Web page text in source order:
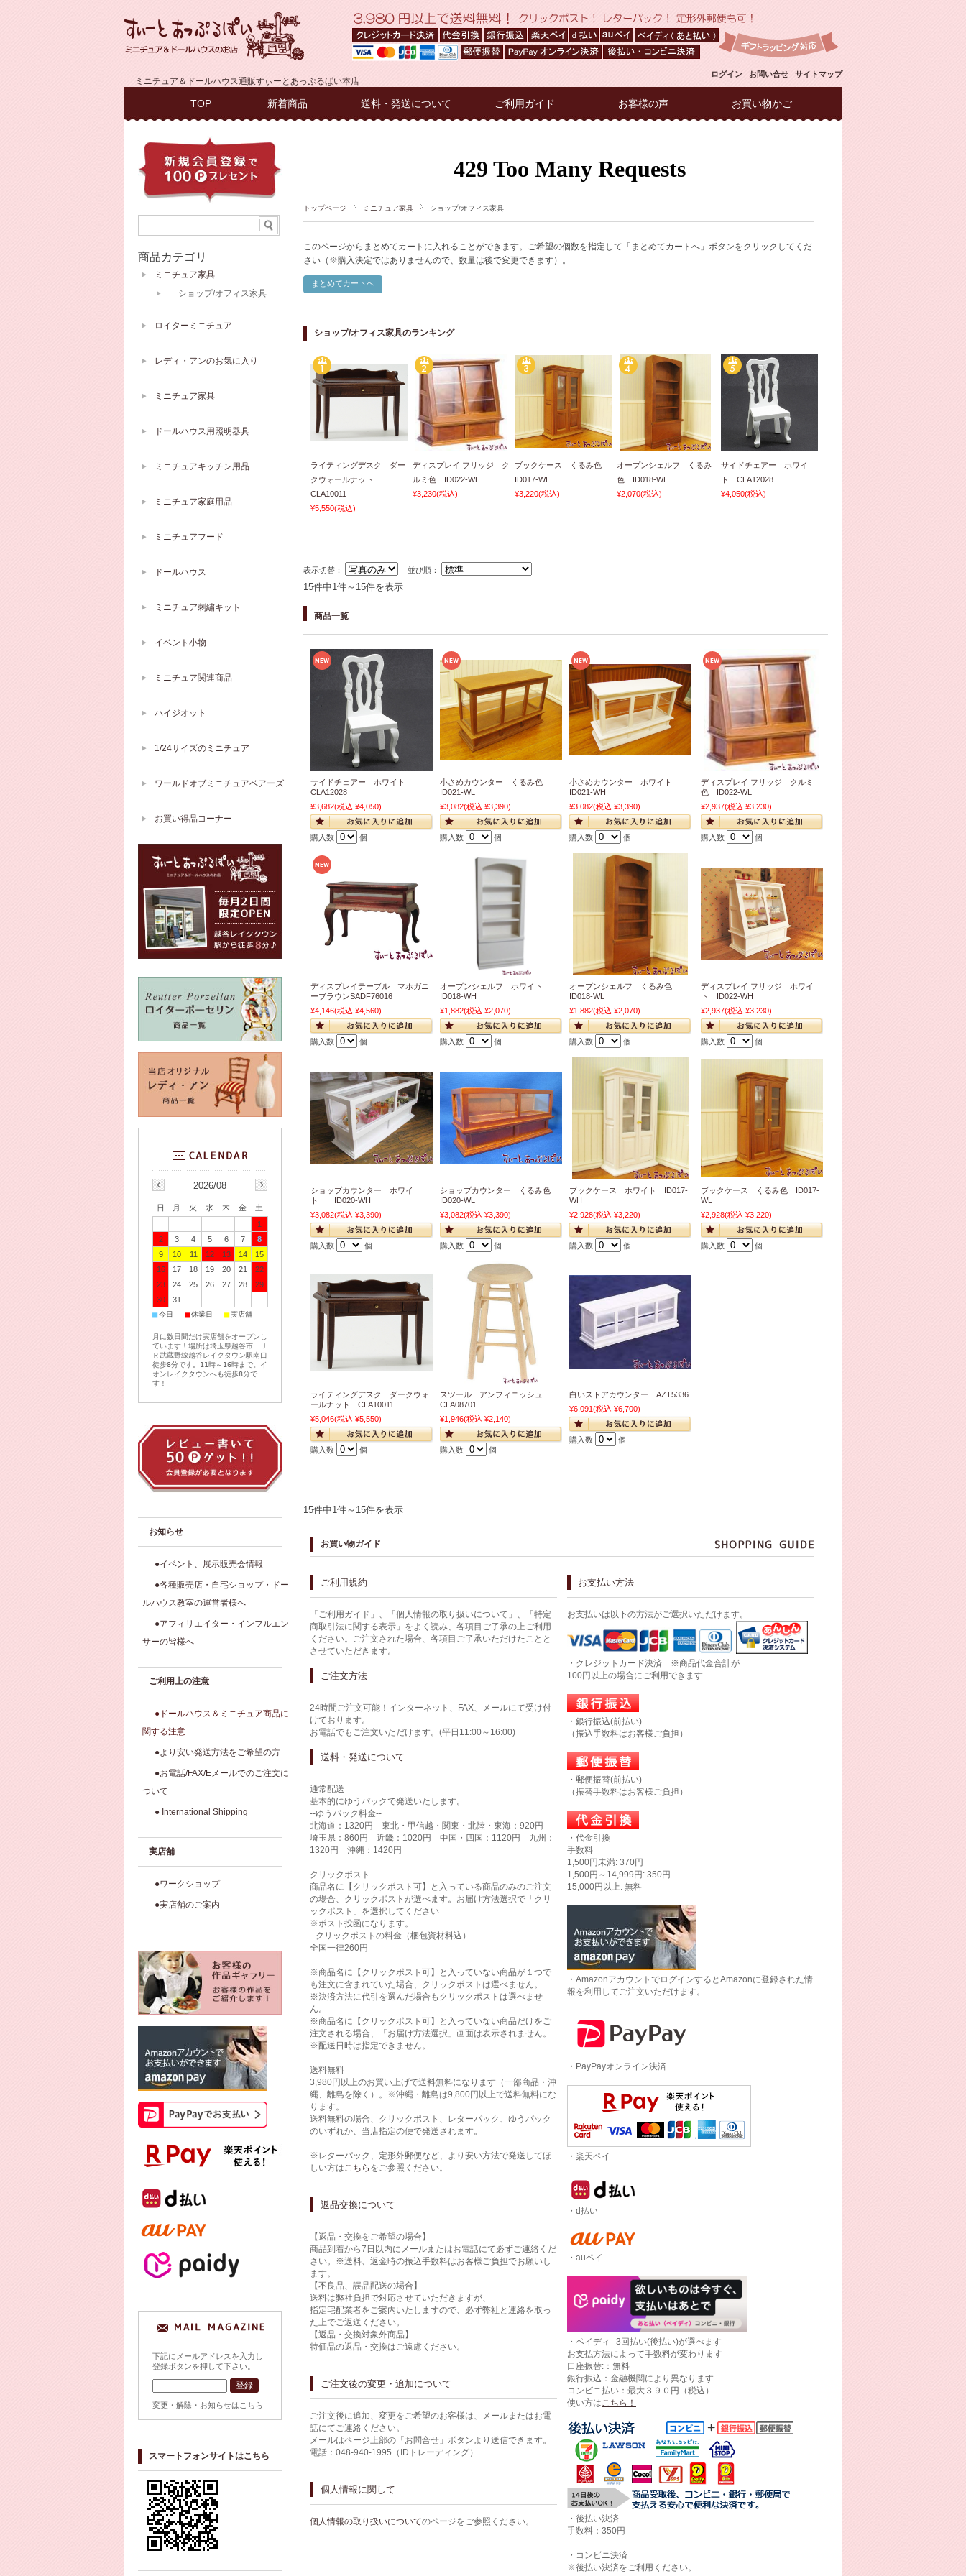
ミニチュア＆ドールハウス通販すぃーとあっぷるぱい本店
ログイン お問い合せ サイトマップ
TOP 新着商品 送料・発送について ご利用ガイド お客様の声 お買い物かご
トップページ ミニチュア家具 ショップ/オフィス家具
このページからまとめてカートに入れることができます。ご希望の個数を指定して「まとめてカートへ」ボタンをクリックしてくだ
さい（※購入決定ではありませんので、数量は後で変更できます）。
ショップ/オフィス家具のランキング
ライティングデスク ダー
クウォールナット
CLA10011
¥5,550(税込)
ディスプレイ フリッジ ク
ルミ色 ID022-WL
¥3,230(税込)
ブックケース くるみ色
ID017-WL
¥3,220(税込)
オープンシェルフ くるみ
色 ID018-WL
¥2,070(税込)
サイドチェアー ホワイ
ト CLA12028
¥4,050(税込)
表示切替： 並び順：
15件中1件～15件を表示
商品一覧
サイドチェアー ホワイト
CLA12028
¥3,682(税込 ¥4,050)
購入数 個
小さめカウンター くるみ色
ID021-WL
¥3,082(税込 ¥3,390)
購入数 個
小さめカウンター ホワイト
ID021-WH
¥3,082(税込 ¥3,390)
購入数 個
ディスプレイ フリッジ クルミ
色 ID022-WL
¥2,937(税込 ¥3,230)
購入数 個
ディスプレイテーブル マホガニ
ーブラウンSADF76016
¥4,146(税込 ¥4,560)
購入数 個
オープンシェルフ ホワイト
ID018-WH
¥1,882(税込 ¥2,070)
購入数 個
オープンシェルフ くるみ色
ID018-WL
¥1,882(税込 ¥2,070)
購入数 個
ディスプレイ フリッジ ホワイ
ト ID022-WH
¥2,937(税込 ¥3,230)
購入数 個
ショップカウンター ホワイ
ト ID020-WH
¥3,082(税込 ¥3,390)
購入数 個
ショップカウンター くるみ色
ID020-WL
¥3,082(税込 ¥3,390)
購入数 個
ブックケース ホワイト ID017-
WH
¥2,928(税込 ¥3,220)
購入数 個
ブックケース くるみ色 ID017-
WL
¥2,928(税込 ¥3,220)
購入数 個
ライティングデスク ダークウォ
ールナット CLA10011
¥5,046(税込 ¥5,550)
購入数 個
スツール アンフィニッシュ
CLA08701
¥1,946(税込 ¥2,140)
購入数 個
白いストアカウンター AZT5336
¥6,091(税込 ¥6,700)
購入数 個
15件中1件～15件を表示
お買い物ガイド
ご利用規約
「ご利用ガイド」、「個人情報の取り扱いについて」、「特定
商取引法に関する表示」をよく読み、各項目ご了承の上ご利用
ください。ご注文された場合、各項目ご了承いただけたことと
させていただきます。
ご注文方法
24時間ご注文可能！インターネット、FAX、メールにて受け付
けております。
お電話でもご注文いただけます。(平日11:00～16:00)
送料・発送について
通常配送
基本的にゆうパックで発送いたします。
--ゆうパック料金--
北海道：1320円 東北・甲信越・関東・北陸・東海：920円
埼玉県：860円 近畿：1020円 中国・四国：1120円 九州：
1320円 沖縄：1420円
クリックポスト
商品名に【クリックポスト可】と入っている商品のみのご注文
の場合、クリックポストが選べます。お届け方法選択で「クリ
ックポスト」を選択してください
※ポスト投函になります。
--クリックポストの料金（梱包資材料込）--
全国一律260円
※商品名に【クリックポスト可】と入っていない商品が１つで
も注文に含まれていた場合、クリックポストは選べません。
※決済方法に代引を選んだ場合もクリックポストは選べませ
ん。
※商品名に【クリックポスト可】と入っていない商品だけをご
注文される場合、「お届け方法選択」画面は表示されません。
※配送日時は指定できません。
送料無料
3,980円以上のお買い上げで送料無料になります（一部商品・沖
縄、離島を除く）。※沖縄・離島は9,800円以上で送料無料にな
ります。
送料無料の場合、クリックポスト、レターパック、ゆうパック
のいずれか、当店指定の便で発送されます。
※レターパック、定形外郵便など、より安い方法で発送してほ
しい方は こちら をご参照ください。
返品交換について
【返品・交換をご希望の場合】
商品到着から7日以内にメールまたはお電話にて必ずご連絡くだ
さい。※送料、返金時の振込手数料はお客様ご負担でお願いし
ます。
【不良品、誤品配送の場合】
送料は弊社負担で対応させていただきますが、
指定宅配業者をご案内いたしますので、必ず弊社と連絡を取っ
た上でご返送ください。
【返品・交換対象外商品】
特価品の返品・交換はご遠慮ください。
ご注文後の変更・追加について
ご注文後に追加、変更をご希望のお客様は、メールまたはお電
話にてご連絡ください。
メールはページ上部の「お問合せ」ボタンより送信できます。
電話：048-940-1995（IDトレーディング）
個人情報に関して
個人情報の取り扱いについてのページをご参照ください。
お支払い方法
お支払いは以下の方法がご選択いただけます。
・クレジットカード決済 ※商品代金合計が
100円以上の場合にご利用できます
・銀行振込(前払い)
（振込手数料はお客様ご負担）
・郵便振替(前払い)
（振替手数料はお客様ご負担）
・代金引換
手数料
1,500円未満: 370円
1,500円～14,999円: 350円
15,000円以上: 無料
・AmazonアカウントでログインするとAmazonに登録された情
報を利用してご注文いただけます。
・PayPayオンライン決済
・楽天ペイ
・d払い
・auペイ
・ペイディ--3回払い(後払い)が選べます--
お支払方法によって手数料が変わります
口座振替:：無料
銀行振込：金融機関により異なります
コンビニ払い：最大３９０円（税込）
使い方はこちら！
・後払い決済
手数料：350円
・コンビニ決済
※後払い決済をご利用ください。
商品カテゴリ
ミニチュア家具
ショップ/オフィス家具
ロイターミニチュア
レディ・アンのお気に入り
ミニチュア家具
ドールハウス用照明器具
ミニチュアキッチン用品
ミニチュア家庭用品
ミニチュアフード
ドールハウス
ミニチュア刺繍キット
イベント小物
ミニチュア関連商品
ハイジオット
1/24サイズのミニチュア
ワールドオブミニチュアベアーズ
お買い得品コーナー
2026/08
日 月 火 水 木 金
土
1
2
3 4 5 6 7
8
9
10 11 12 13 14
15
16
17 18 19 20 21
22
23
24 25 26 27 28
29
30
31
■今日 ■休業日 ■実店舗
月に数日間だけ実店舗をオープンし
ています！場所は埼玉県越谷市 Ｊ
Ｒ武蔵野線越谷レイクタウン駅南口
徒歩8分です。11時～16時まで。イ
オンレイクタウンへも徒歩8分で
す！
お知らせ
●イベント、展示販売会情報
●各種販売店・自宅ショップ・ドー
ルハウス教室の運営者様へ
●アフィリエイター・インフルエン
サーの皆様へ
ご利用上の注意
●ドールハウス＆ミニチュア商品に
関する注意
●より安い発送方法をご希望の方
●お電話/FAX/Eメールでのご注文に
ついて
● International Shipping
実店舗
●ワークショップ
●実店舗のご案内
下記にメールアドレスを入力し
登録ボタンを押して下さい。
変更・解除・お知らせはこちら
スマートフォンサイトはこちら